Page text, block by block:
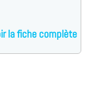
la fiche complète